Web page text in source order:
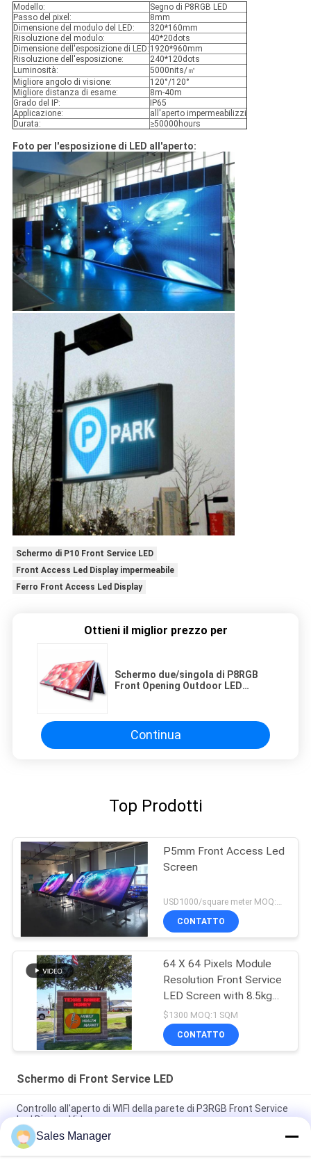
Modello:
Segno di P8RGB LED
Passo del pixel:
8mm
Dimensione del modulo del LED:
320*160mm
Risoluzione del modulo:
40*20dots
Dimensione dell'esposizione di LED: 1920*960mm
Risoluzione dell'esposizione:
240*120dots
Luminosità:
5000nits/㎡
Migliore angolo di visione:
120°/120°
Migliore distanza di esame:
8m-40m
Grado del IP:
IP65
Applicazione:
all'aperto impermeabilizzi
Durata:
≥50000hours
Foto per l'esposizione di LED all'aperto:
Schermo di P10 Front Service LED
Front Access Led Display impermeabile
Ferro Front Access Led Display
Ottieni il miglior prezzo per
Schermo due/singola di P8RGB
Front Opening Outdoor LED
Continua
Top Prodotti
P5mm Front Access Led
Screen
USD1000/square meter MOQ:1PC
CONTATTO
64 X 64 Pixels Module
Resolution Front Service
LED Screen with 8.5kg
Cabinet Weight and WIFI
Program Update
$1300 MOQ:1 SQM
CONTATTO
Schermo di Front Service LED
Controllo all'aperto di WIFI della parete di P3RGB Front Service
Led Display Video
Schermo all'aperto di IP65 Front Service LED per la mostra dei
lati della chiesa due
Sales Manager